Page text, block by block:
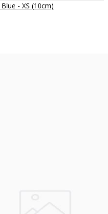
- XS (10cm)